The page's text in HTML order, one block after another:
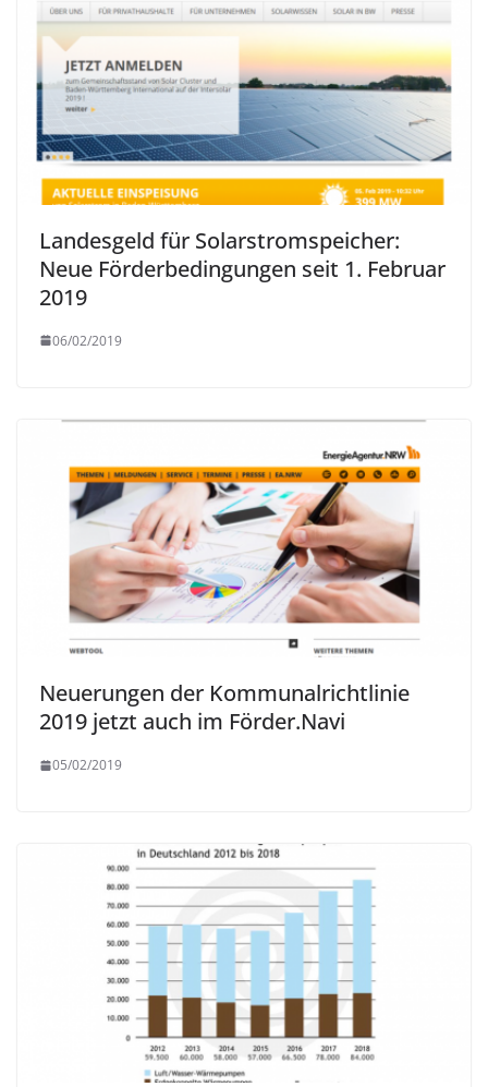
Landesgeld für Solarstromspeicher:
Neue Förderbedingungen seit 1. Februar
2019
06/02/2019
Neuerungen der Kommunalrichtlinie
2019 jetzt auch im Förder.Navi
05/02/2019